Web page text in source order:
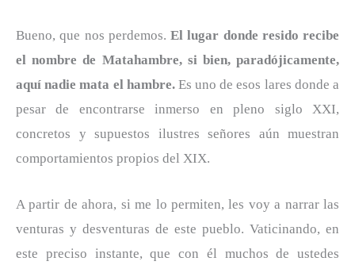
Bueno, que nos perdemos. El lugar donde resido recibe
el nombre de Matahambre, si bien, paradójicamente,
aquí nadie mata el hambre.Es uno de esos lares donde a
pesar de encontrarse inmerso en pleno siglo XXI,
concretos y supuestos ilustres señores aún muestran
comportamientos propios del XIX.
A partir de ahora, si me lo permiten, les voy a narrar las
venturas y desventuras de este pueblo. Vaticinando, en
este preciso instante, que con él muchos de ustedes